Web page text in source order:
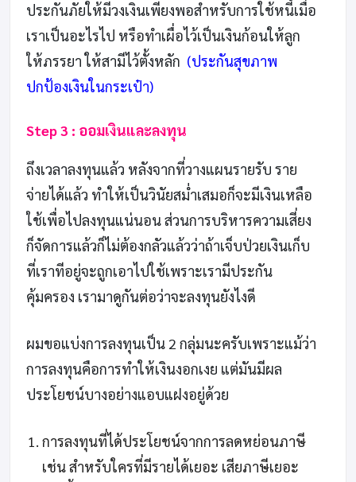
ประกันภัยให้มีวงเงินเพียงพอสำหรับการใช้หนี้เมื่อ
เราเป็นอะไรไป หรือทำเผื่อไว้เป็นเงินก้อนให้ลูก
ให้ภรรยา ให้สามีไว้ตั้งหลัก (ประกันสุขภาพ
ปกป้องเงินในกระเป๋า)
Step 3 : ออมเงินและลงทุน
ถึงเวลาลงทุนแล้ว หลังจากที่วางแผนรายรับ ราย
จ่ายได้แล้ว ทำให้เป็นวินัยสม่ำเสมอก็จะมีเงินเหลือ
ใช้เพื่อไปลงทุนแน่นอน ส่วนการบริหารความเสี่ยง
ก็จัดการแล้วก็ไม่ต้องกลัวแล้วว่าถ้าเจ็บป่วยเงินเก็บ
ที่เราทีอยู่จะถูกเอาไปใช้เพราะเรามีประกัน
คุ้มครอง เรามาดูกันต่อว่าจะลงทุนยังไงดี
ผมขอแบ่งการลงทุนเป็น 2 กลุ่มนะครับเพราะแม้ว่า
การลงทุนคือการทำให้เงินงอกเงย แต่มันมีผล
ประโยชน์บางอย่างแอบแฝงอยู่ด้วย
การลงทุนที่ได้ประโยชน์จากการลดหย่อนภาษี
เช่น สำหรับใครที่มีรายได้เยอะ เสียภาษีเยอะ